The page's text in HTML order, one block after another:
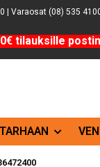
| Varaosat (08) 535
tilauksille